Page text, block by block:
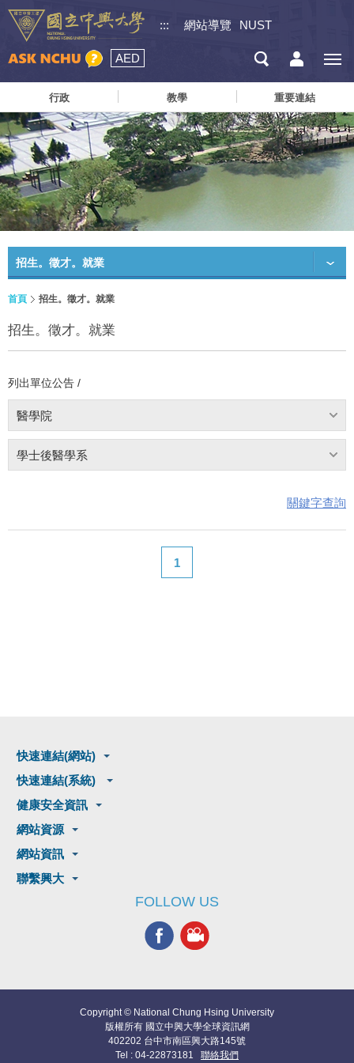
::: 網站導覽 NUST
AED
行政 教學 重要連結
招生。徵才。就業
首頁 招生。徵才。就業
招生。徵才。就業
列出單位公告 /
醫學院
學士後醫學系
關鍵字查詢
1
快速連結(網站)
快速連結(系統)
健康安全資訊
網站資源
網站資訊
聯繫興大
FOLLOW US
Copyright © National Chung Hsing University
版權所有 國立中興大學全球資訊網
402202 台中市南區興大路145號
Tel : 04-22873181 聯絡我們